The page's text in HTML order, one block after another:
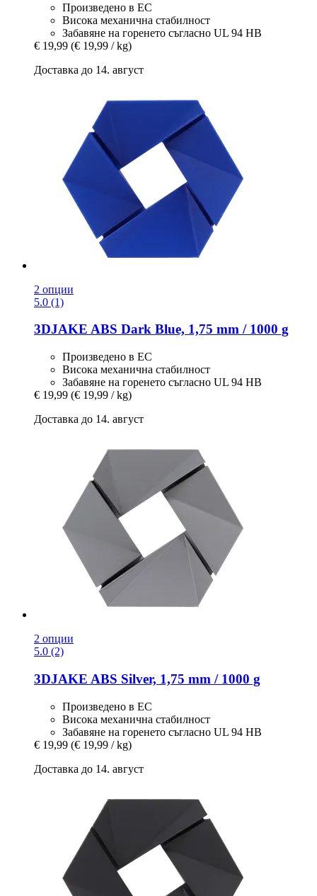
Произведено в ЕС
Висока механична стабилност
Забавяне на горенето съгласно UL 94 HB
€ 19,99 (€ 19,99 / kg)
Доставка до 14. август
2 опции
5.0 (1)
3DJAKE ABS Dark Blue, 1,75 mm / 1000 g
Произведено в ЕС
Висока механична стабилност
Забавяне на горенето съгласно UL 94 HB
€ 19,99 (€ 19,99 / kg)
Доставка до 14. август
2 опции
5.0 (2)
3DJAKE ABS Silver, 1,75 mm / 1000 g
Произведено в ЕС
Висока механична стабилност
Забавяне на горенето съгласно UL 94 HB
€ 19,99 (€ 19,99 / kg)
Доставка до 14. август